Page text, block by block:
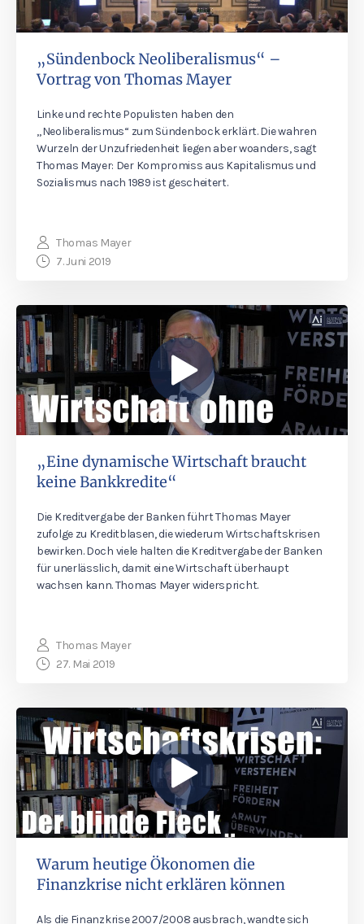
„Sündenbock Neoliberalismus“ –
Vortrag von Thomas Mayer
Linke und rechte Populisten haben den
„Neoliberalismus“ zum Sündenbock erklärt. Die wahren
Wurzeln der Unzufriedenheit liegen aber woanders, sagt
Thomas Mayer: Der Kompromiss aus Kapitalismus und
Sozialismus nach 1989 ist gescheitert.
Thomas Mayer
7. Juni 2019
„Eine dynamische Wirtschaft braucht
keine Bankkredite“
Die Kreditvergabe der Banken führt Thomas Mayer
zufolge zu Kreditblasen, die wiederum Wirtschaftskrisen
bewirken. Doch viele halten die Kreditvergabe der Banken
für unerlässlich, damit eine Wirtschaft überhaupt
wachsen kann. Thomas Mayer widerspricht.
Thomas Mayer
27. Mai 2019
Warum heutige Ökonomen die
Finanzkrise nicht erklären können
Als die Finanzkrise 2007/2008 ausbrach, wandte sich